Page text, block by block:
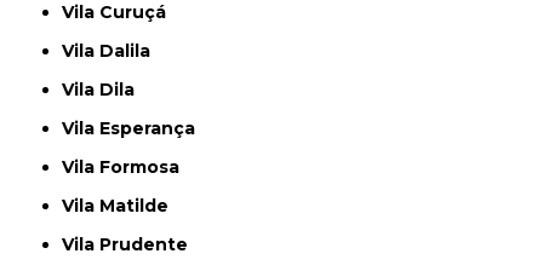
Vila Curuçá
Vila Dalila
Vila Dila
Vila Esperança
Vila Formosa
Vila Matilde
Vila Prudente